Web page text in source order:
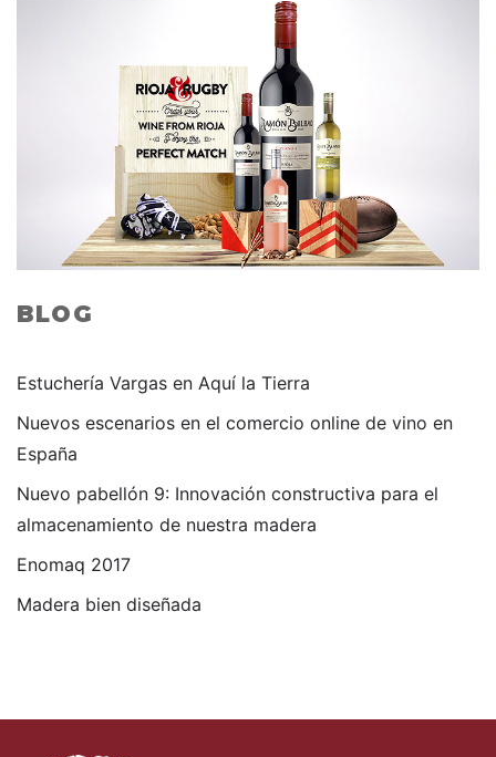
BLOG
Estuchería Vargas en Aquí la Tierra
Nuevos escenarios en el comercio online de vino en
España
Nuevo pabellón 9: Innovación constructiva para el
almacenamiento de nuestra madera
Enomaq 2017
Madera bien diseñada